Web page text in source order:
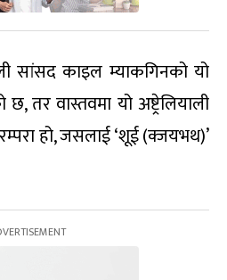
सांसद काइल म्याकगिनको यो
तर वास्तवमा यो अष्ट्रेलियाली
हो, जसलाई ‘शूई (क्जयभथ)’